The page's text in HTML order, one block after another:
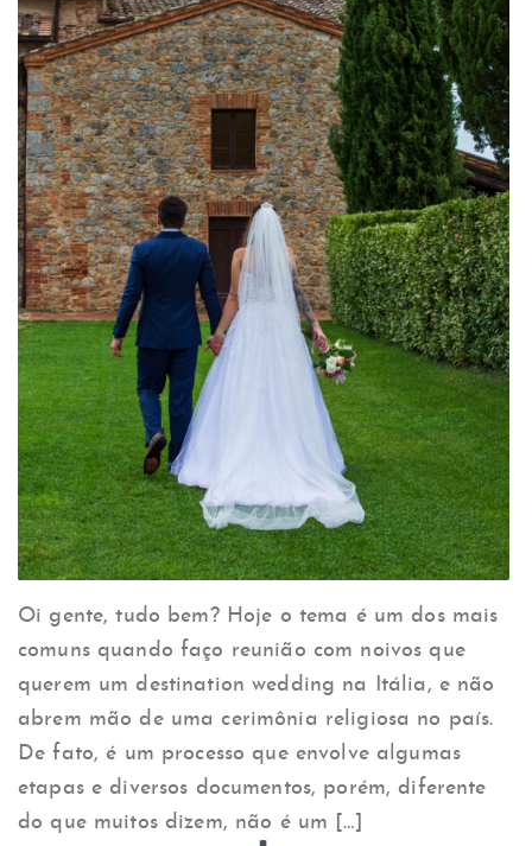
Oi gente, tudo bem? Hoje o tema é um dos mais
comuns quando faço reunião com noivos que
querem um destination wedding na Itália, e não
abrem mão de uma cerimônia religiosa no país.
De fato, é um processo que envolve algumas
etapas e diversos documentos, porém, diferente
do que muitos dizem, não é um […]